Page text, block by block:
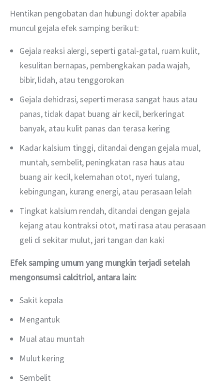
Hentikan pengobatan dan hubungi dokter apabila
muncul gejala efek samping berikut:
Gejala reaksi alergi, seperti gatal-gatal, ruam kulit,
kesulitan bernapas, pembengkakan pada wajah,
bibir, lidah, atau tenggorokan
Gejala dehidrasi, seperti merasa sangat haus atau
panas, tidak dapat buang air kecil, berkeringat
banyak, atau kulit panas dan terasa kering
Kadar kalsium tinggi, ditandai dengan gejala mual,
muntah, sembelit, peningkatan rasa haus atau
buang air kecil, kelemahan otot, nyeri tulang,
kebingungan, kurang energi, atau perasaan lelah
Tingkat kalsium rendah, ditandai dengan gejala
kejang atau kontraksi otot, mati rasa atau perasaan
geli di sekitar mulut, jari tangan dan kaki
Efek samping umum yang mungkin terjadi setelah
mengonsumsi calcitriol, antara lain:
Sakit kepala
Mengantuk
Mual atau muntah
Mulut kering
Sembelit